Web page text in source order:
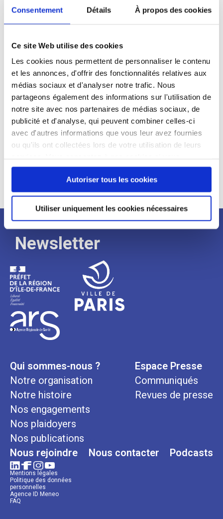
Consentement Détails À propos des cookies
Ce site Web utilise des cookies
Les cookies nous permettent de personnaliser le contenu
et les annonces, d'offrir des fonctionnalités relatives aux
médias sociaux et d'analyser notre trafic. Nous
partageons également des informations sur l'utilisation de
notre site avec nos partenaires de médias sociaux, de
publicité et d'analyse, qui peuvent combiner celles-ci
avec d'autres informations que vous leur avez fournies
ou qu'ils ont collectées lors de votre utilisation de leurs
continuez à utiliser notre site Web.
Autoriser tous les cookies
Utiliser uniquement les cookies nécessaires
candidat
Qualifications et diplômes :
Profil recherché :
Expérience :
Processus
de
recrutement
Newsletter
Qui sommes-nous ?
Notre organisation
Notre histoire
Nos engagements
Nos plaidoyers
Nos publications
Espace Presse
Communiqués
Revues de presse
Nous rejoindre Nous contacter Podcasts
Mentions légales
Politique des données
personnelles
Agence ID Meneo
FAQ